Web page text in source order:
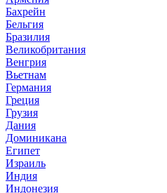
Бахрейн
Бельгия
Бразилия
Великобритания
Венгрия
Вьетнам
Германия
Греция
Грузия
Дания
Доминикана
Египет
Израиль
Индия
Индонезия